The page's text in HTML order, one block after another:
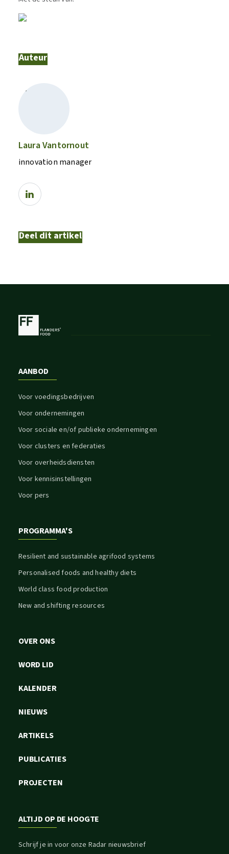
Auteur
Laura Vantornout
innovation manager
Deel dit artikel
AANBOD
Voor voedingsbedrijven
Voor ondernemingen
Voor sociale en/of publieke ondernemingen
Voor clusters en federaties
Voor overheidsdiensten
Voor kennisinstellingen
Voor pers
PROGRAMMA'S
Resilient and sustainable agrifood systems
Personalised foods and healthy diets
World class food production
New and shifting resources
OVER ONS
WORD LID
KALENDER
NIEUWS
ARTIKELS
PUBLICATIES
PROJECTEN
ALTIJD OP DE HOOGTE
Schrijf je in voor onze Radar nieuwsbrief